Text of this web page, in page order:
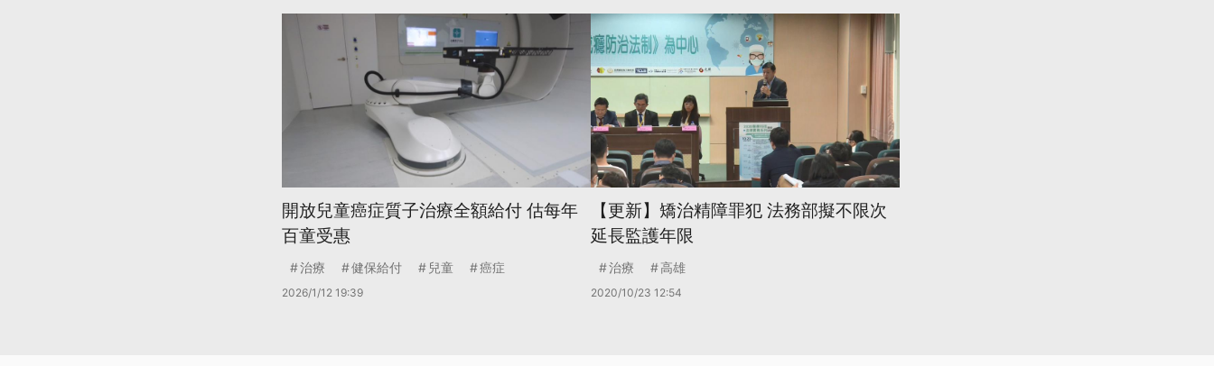
開放兒童癌症質子治療全額給付 估每年
百童受惠
治療 健保給付 兒童 癌症
2026/1/12 19:39
【更新】矯治精障罪犯 法務部擬不限次
延長監護年限
治療 高雄
2020/10/23 12:54